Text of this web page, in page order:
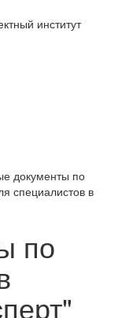
институт
документы по
специалистов в
по